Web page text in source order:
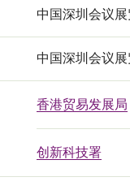
中国深圳会议
中国深圳会议
香港贸易发展局
创新科技署